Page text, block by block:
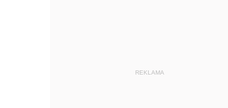
REKLAMA